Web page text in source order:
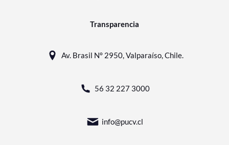
Transparencia
Av. Brasil N° 2950, Valparaíso, Chile.
56 32 227 3000
info@pucv.cl